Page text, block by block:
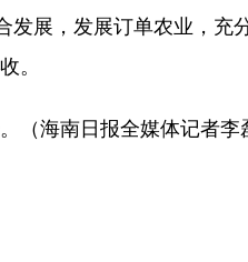
发展，发展订单农业，
。
海南日报全媒体记者李